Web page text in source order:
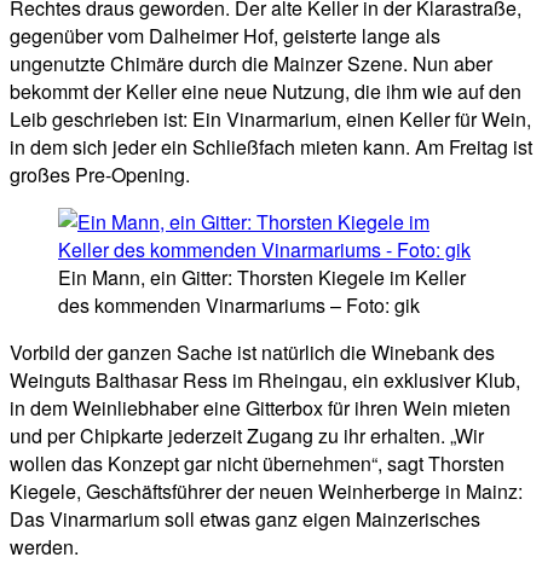
Rechtes draus geworden. Der alte Keller in der Klarastraße,
gegenüber vom Dalheimer Hof, geisterte lange als
ungenutzte Chimäre durch die Mainzer Szene. Nun aber
bekommt der Keller eine neue Nutzung, die ihm wie auf den
Leib geschrieben ist: Ein Vinarmarium, einen Keller für Wein,
in dem sich jeder ein Schließfach mieten kann. Am Freitag ist
großes Pre-Opening.
Ein Mann, ein Gitter: Thorsten Kiegele im Keller
des kommenden Vinarmariums – Foto: gik
Vorbild der ganzen Sache ist natürlich die Winebank des
Weinguts Balthasar Ress im Rheingau, ein exklusiver Klub,
in dem Weinliebhaber eine Gitterbox für ihren Wein mieten
und per Chipkarte jederzeit Zugang zu ihr erhalten. „Wir
wollen das Konzept gar nicht übernehmen“, sagt Thorsten
Kiegele, Geschäftsführer der neuen Weinherberge in Mainz:
Das Vinarmarium soll etwas ganz eigen Mainzerisches
werden.